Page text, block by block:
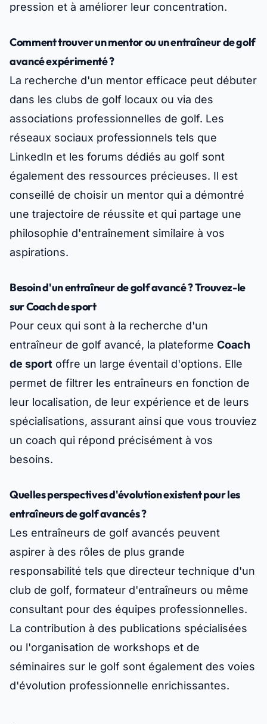
pression et à améliorer leur concentration.
Comment trouver un mentor ou un entraîneur de golf
avancé expérimenté ?
La recherche d'un mentor efficace peut débuter
dans les clubs de golf locaux ou via des
associations professionnelles de golf. Les
réseaux sociaux professionnels tels que
LinkedIn et les forums dédiés au golf sont
également des ressources précieuses. Il est
conseillé de choisir un mentor qui a démontré
une trajectoire de réussite et qui partage une
philosophie d'entraînement similaire à vos
aspirations.
Besoin d'un entraîneur de golf avancé ? Trouvez-le
sur Coach de sport
Pour ceux qui sont à la recherche d'un
entraîneur de golf avancé, la plateforme Coach
de sport offre un large éventail d'options. Elle
permet de filtrer les entraîneurs en fonction de
leur localisation, de leur expérience et de leurs
spécialisations, assurant ainsi que vous trouviez
un coach qui répond précisément à vos
besoins.
Quelles perspectives d'évolution existent pour les
entraîneurs de golf avancés ?
Les entraîneurs de golf avancés peuvent
aspirer à des rôles de plus grande
responsabilité tels que directeur technique d'un
club de golf, formateur d'entraîneurs ou même
consultant pour des équipes professionnelles.
La contribution à des publications spécialisées
ou l'organisation de workshops et de
séminaires sur le golf sont également des voies
d'évolution professionnelle enrichissantes.